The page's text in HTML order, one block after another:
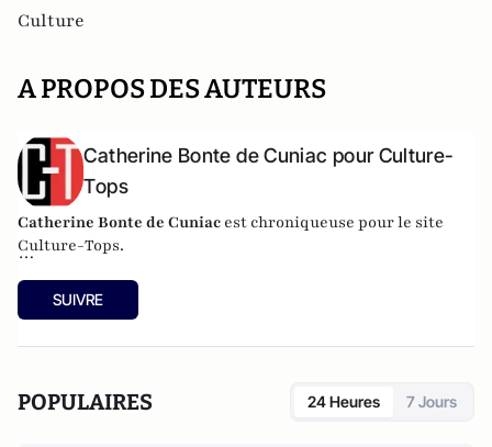
Culture
A PROPOS DES AUTEURS
Catherine Bonte de Cuniac pour Culture-
Tops
Catherine Bonte de Cuniac est chroniqueuse pour le site
Culture-Tops.
Culture-Tops est un site de chroniques couvrant l'ensemble
de l'activité culturelle (théâtre, One Man Shows, opéras,
SUIVRE
POPULAIRES 24 Heures 7 Jours